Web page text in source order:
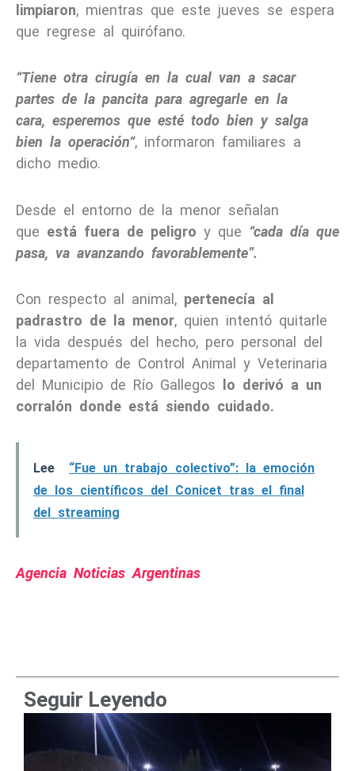
limpiaron, mientras que este jueves se espera
que regrese al quirófano.
“Tiene otra cirugía en la cual van a sacar
partes de la pancita para agregarle en la
cara, esperemos que esté todo bien y salga
bien la operación“, informaron familiares a
dicho medio.
Desde el entorno de la menor señalan
que está fuera de peligro y que “cada día que
pasa, va avanzando favorablemente”.
Con respecto al animal, pertenecía al
padrastro de la menor, quien intentó quitarle
la vida después del hecho, pero personal del
departamento de Control Animal y Veterinaria
del Municipio de Río Gallegos lo derivó a un
corralón donde está siendo cuidado.
Lee
“Fue un trabajo colectivo”: la emoción
de los científicos del Conicet tras el final
del streaming
Agencia Noticias Argentinas
Seguir Leyendo